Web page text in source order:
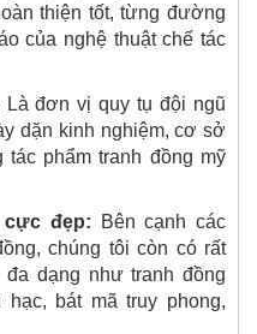
thiện tốt, từng đường
của nghệ thuật chế tác
Là đơn vị quy tụ đội ngũ
dặn kinh nghiệm, cơ sở
phẩm tranh đồng mỹ
đẹp: Bên cạnh các
chúng tôi còn có rất
dạng như tranh đồng
bát mã truy phong,